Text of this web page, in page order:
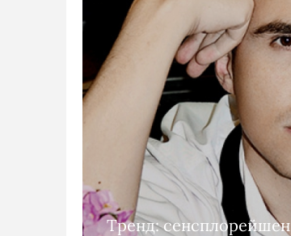
Тренд: сенсплорейшен